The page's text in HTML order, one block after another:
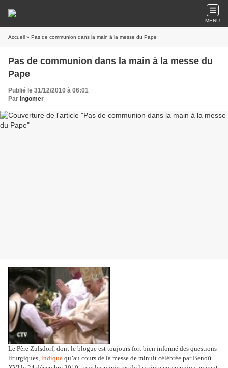
MENU
Accueil » Pas de communion dans la main à la messe du Pape
Pas de communion dans la main à la messe du
Pape
Publié le 31/12/2010 à 06:01
Par Ingomer
Le Père Zulsdorf, dont le blogue est toujours fort bien informé des questions
liturgiques, indique qu’au cours de la messe de minuit célébrée par Benoît